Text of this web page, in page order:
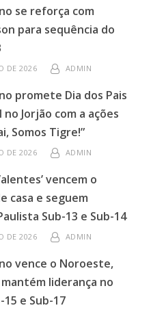
se reforça com
para sequência do
DE 2026 ADMIN
promete Dia dos Pais
Jorjão com a ações
Somos Tigre!”
DE 2026 ADMIN
vencem o
casa e seguem
Sub-13 e Sub-14
DE 2026 ADMIN
vence o Noroeste,
liderança no
e Sub-17